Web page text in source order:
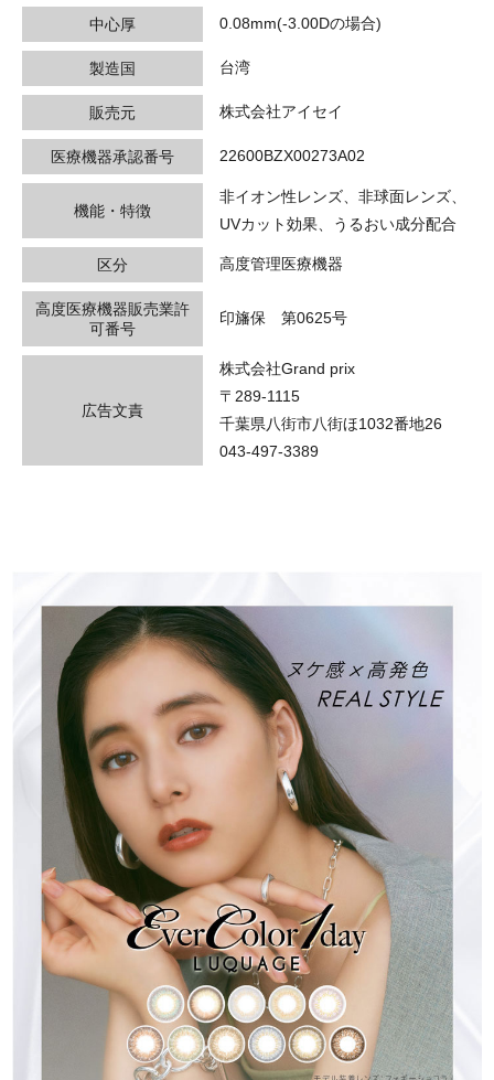
中心厚 0.08mm(-3.00Dの場合)
製造国 台湾
販売元 株式会社アイセイ
医療機器承認番号 22600BZX00273A02
機能・特徴
非イオン性レンズ、非球面レンズ、
UVカット効果、うるおい成分配合
区分 高度管理医療機器
高度医療機器販売業許
可番号
印旛保 第0625号
広告文責
株式会社Grand prix
〒289-1115
千葉県八街市八街ほ1032番地26
043-497-3389